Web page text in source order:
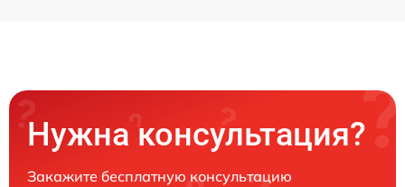
Нужна консультация?
Закажите бесплатную консультацию